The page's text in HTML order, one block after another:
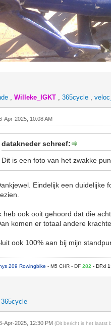
,Willeke_IGKT ,365cycle ,
Apr-2025, 10:08 AM
datakneder schreef:
Dit is een foto van het zwakke
Eindelijk een duidelijke
heb ook ooit gehoord dat die
komen er totaal andere
ook 100% aan bij mijn
209 Rowingbike- M5 CHR - DF282- DFxl
365cycle
Apr-2025, 12:30 PM(Dit bericht is het laatst